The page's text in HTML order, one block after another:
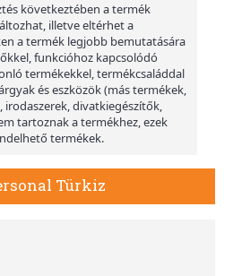
következtében a termék
illetve eltérhet a
a termék legjobb bemutatására
funkcióhoz kapcsolódó
termékekkel, termékcsaláddal
és eszközök (más termékek,
divatkiegészítők,
tartoznak a termékhez, ezek
termékek.
Türkiz